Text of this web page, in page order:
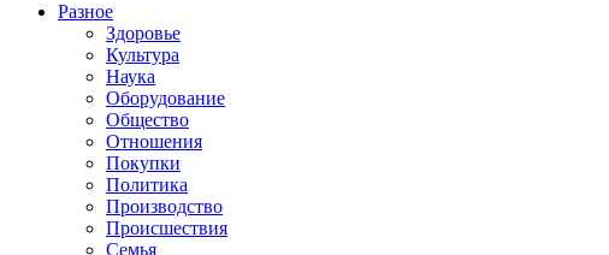
Разное
Здоровье
Культура
Наука
Оборудование
Общество
Отношения
Покупки
Политика
Производство
Происшествия
Семья